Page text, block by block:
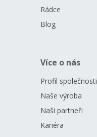
Rádce
Blog
Více o nás
Profil společnosti
Naše výroba
Naši partneři
Kariéra